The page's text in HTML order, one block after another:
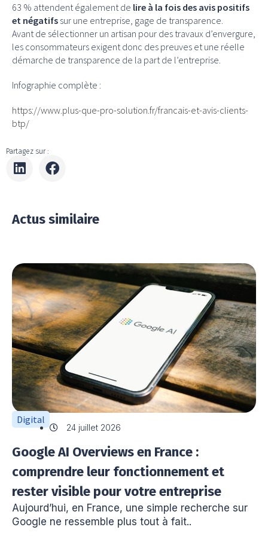
63 % attendent également de lire à la fois des avis positifs
et négatifs sur une entreprise, gage de transparence.
Avant de sélectionner un artisan pour des travaux d’envergure,
les consommateurs exigent donc des preuves et une réelle
démarche de transparence de la part de l’entreprise.
Infographie complète :
https://www.plus-que-pro-solution.fr/francais-et-avis-clients-
btp/
Partagez sur :
Actus similaire
Digital
24 juillet 2026
Google AI Overviews en France :
comprendre leur fonctionnement et
rester visible pour votre entreprise
Aujourd’hui, en France, une simple recherche sur
Google ne ressemble plus tout à fait..